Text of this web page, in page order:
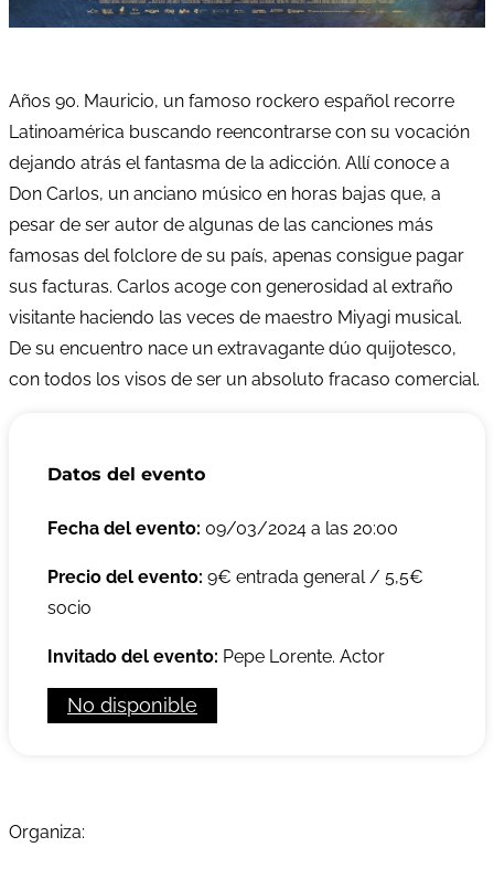
Años 90. Mauricio, un famoso rockero español recorre
Latinoamérica buscando reencontrarse con su vocación
dejando atrás el fantasma de la adicción. Allí conoce a
Don Carlos, un anciano músico en horas bajas que, a
pesar de ser autor de algunas de las canciones más
famosas del folclore de su país, apenas consigue pagar
sus facturas. Carlos acoge con generosidad al extraño
visitante haciendo las veces de maestro Miyagi musical.
De su encuentro nace un extravagante dúo quijotesco,
con todos los visos de ser un absoluto fracaso comercial.
Datos del evento
Fecha del evento: 09/03/2024 a las 20:00
Precio del evento: 9€ entrada general / 5,5€
socio
Invitado del evento: Pepe Lorente. Actor
No disponible
Organiza: